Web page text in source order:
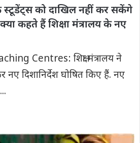
को दाखिल नहीं कर सकेंगे
कहते हैं शिक्षा मंत्रालय के नए
Centres: शिक्षा मंत्रालय ने
नए दिशानिर्देश घोषित किए हैं. नए